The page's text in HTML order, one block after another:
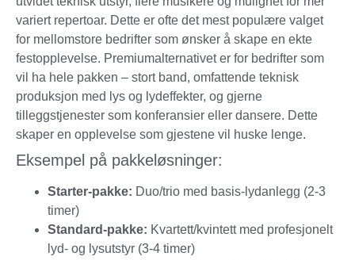
variert repertoar. Dette er ofte det mest populære valget
for mellomstore bedrifter som ønsker å skape en ekte
festopplevelse. Premiumalternativet er for bedrifter som
vil ha hele pakken – stort band, omfattende teknisk
produksjon med lys og lydeffekter, og gjerne
tilleggstjenester som konferansier eller dansere. Dette
skaper en opplevelse som gjestene vil huske lenge.
Eksempel på pakkeløsninger:
Starter-pakke: Duo/trio med basis-lydanlegg (2-3
timer)
Standard-pakke: Kvartett/kvintett med profesjonelt
lyd- og lysutstyr (3-4 timer)